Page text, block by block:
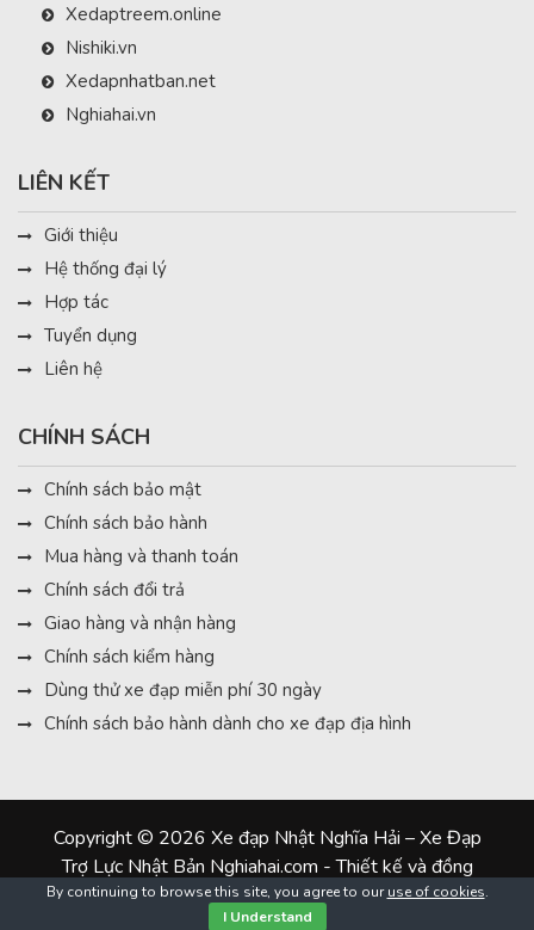
Xedaptreem.online
Nishiki.vn
Xedapnhatban.net
Nghiahai.vn
LIÊN KẾT
Giới thiệu
Hệ thống đại lý
Hợp tác
Tuyển dụng
Liên hệ
CHÍNH SÁCH
Chính sách bảo mật
Chính sách bảo hành
Mua hàng và thanh toán
Chính sách đổi trả
Giao hàng và nhận hàng
Chính sách kiểm hàng
Dùng thử xe đạp miễn phí 30 ngày
Chính sách bảo hành dành cho xe đạp địa hình
Copyright © 2026 Xe đạp Nhật Nghĩa Hải – Xe Đạp
Trợ Lực Nhật Bản Nghiahai.com - Thiết kế và đồng
hành: #dungcaxinh
By continuing to browse this site, you agree to ouruse of cookies.
I Understand